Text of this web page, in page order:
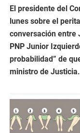
El presidente del
lunes sobre el
conversación entre
PNP Junior
probabilidad” de
ministro de Justicia.